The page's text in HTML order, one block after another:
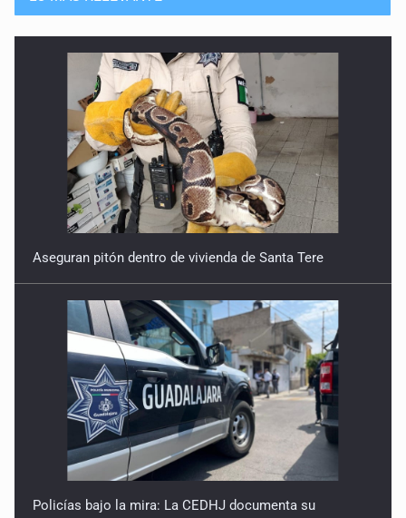
28 de Abril de 2026
Entre reacomodos electorales y la administración pública
21 de Abril de 2026
Narrativa contra confianza y certidumbre
14 de Abril de 2026
De la frustración al Plan B
24 de Marzo de 2026
México ante el tablero global
17 de Marzo de 2026
Vacío de representación plural en reforma electoral
10 de Marzo de 2026
¿Consolidación democrática o regresión hegemónica?
3 de Marzo de 2026
Del operativo a la construcción de estabilidad
Aseguran pitón dentro de vivienda de Santa Tere
Policías bajo la mira: La CEDHJ documenta su